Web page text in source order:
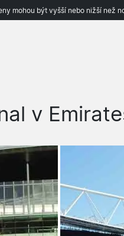
mohou být vyšší nebo nižší než
v